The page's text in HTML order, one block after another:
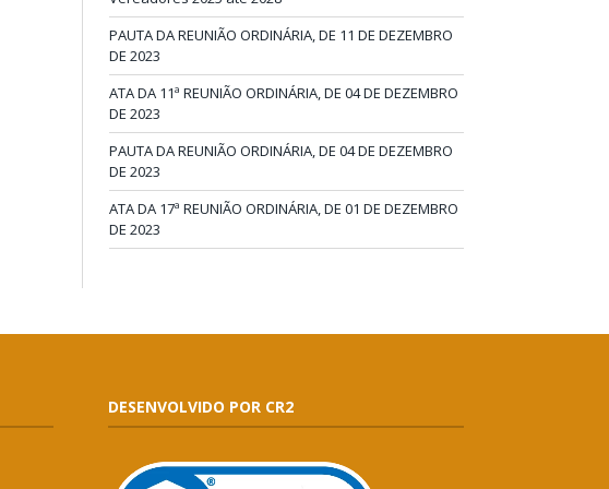
PAUTA DA REUNIÃO ORDINÁRIA, DE 11 DE DEZEMBRO
DE 2023
ATA DA 11ª REUNIÃO ORDINÁRIA, DE 04 DE DEZEMBRO
DE 2023
PAUTA DA REUNIÃO ORDINÁRIA, DE 04 DE DEZEMBRO
DE 2023
ATA DA 17ª REUNIÃO ORDINÁRIA, DE 01 DE DEZEMBRO
DE 2023
DESENVOLVIDO POR CR2